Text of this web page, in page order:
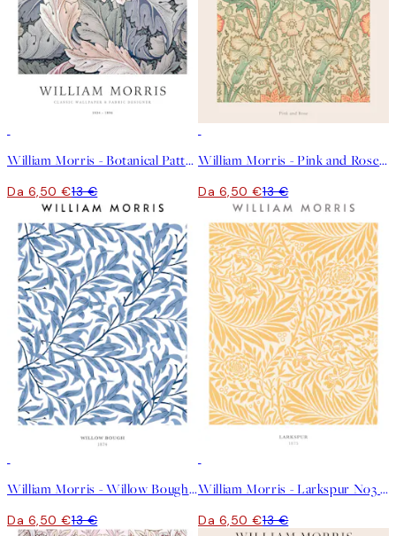
William Morris - Botanical Pattern Poster
Da 6,50 €13 €
William Morris - Pink and Rose Poster
Da 6,50 €13 €
William Morris - Willow Bough No2 Poster
Da 6,50 €13 €
William Morris - Larkspur No3 Poster
Da 6,50 €13 €